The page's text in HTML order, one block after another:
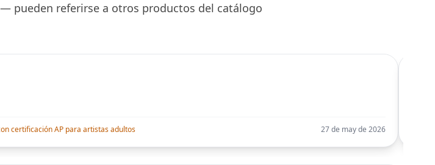
pueden referirse a otros productos del catálogo
certificación AP para artistas adultos 27 de may de 2026